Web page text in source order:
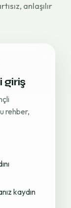
anlaşılır
giriş
rehber,
kaydın